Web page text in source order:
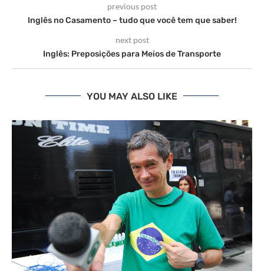
previous post
Inglês no Casamento – tudo que você tem que saber!
next post
Inglês: Preposições para Meios de Transporte
YOU MAY ALSO LIKE